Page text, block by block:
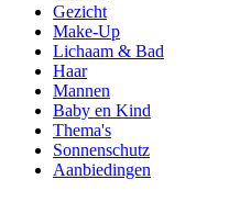
Gezicht
Make-Up
Lichaam & Bad
Haar
Mannen
Baby en Kind
Thema's
Sonnenschutz
Aanbiedingen